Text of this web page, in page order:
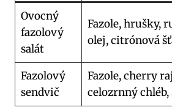
Ovocný
fazolový
salát
Fazole, hrušky,
olej, citrónová
Fazolový
sendvič
Fazole, cherry
celozrnný chléb,